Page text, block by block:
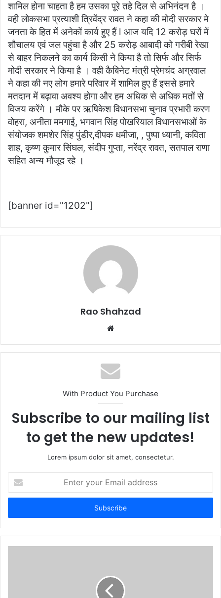
शामिल होना चाहता है हम उसका पूरे तहे दिल से अभिनंदन है ।
वही लोकसभा प्रत्याशी त्रिवेंद्र रावत ने कहा की मोदी सरकार मे
जनता के हित में अनेकों कार्य हुए हैं l आज यदि 12 करोड़ घरों में
शौचालय एवं जल पहुंचा है और 25 करोड़ आबादी को गरीबी रेखा
से बाहर निकलने का कार्य किसी ने किया है तो सिर्फ और सिर्फ
मोदी सरकार ने किया है । वही कैबिनेट मंत्री प्रेमचंद अग्रवाल
ने कहा की नए लोग हमारे परिवार में शामिल हुए हैं इससे हमारे
मतदान में बढ़ावा अवश्य होगा और हम अधिक से अधिक मतों से
विजय करेंगे । मौके पर ऋषिकेश विधानसभा चुनाव प्रभारी करण
वोहरा, अनीता ममगाई, भगवान सिंह पोखरियाल विधानसभाओं के
संयोजक शमशेर सिंह पुंडीर,दीपक धमीजा, , पुष्पा ध्यानी, कविता
शाह, कृष्ण कुमार सिंघल, संदीप गुप्ता, नरेंद्र रावत, सतपाल राणा
सहित अन्य मौजूद रहे ।
[banner id="1202"]
Rao Shahzad
Website
With Product You Purchase
Subscribe to our mailing list
to get the new updates!
Lorem ipsum dolor sit amet, consectetur.
your
Email